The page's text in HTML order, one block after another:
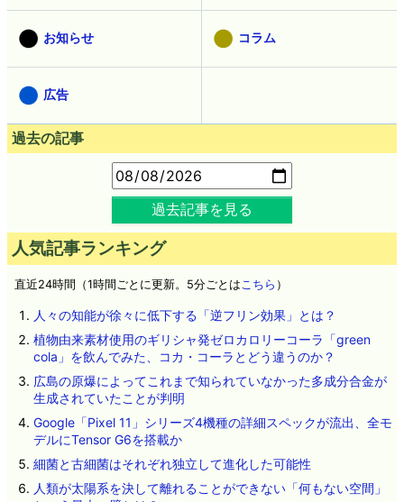
お知らせ コラム
広告
過去の記事
過去記事を見る
人気記事ランキング
直近24時間（1時間ごとに更新。5分ごとはこちら ）
人々の知能が徐々に低下する「逆フリン効果」とは？
植物由来素材使用のギリシャ発ゼロカロリーコーラ「green
cola」を飲んでみた、コカ・コーラとどう違うのか？
広島の原爆によってこれまで知られていなかった多成分合金が
生成されていたことが判明
Google「Pixel 11」シリーズ4機種の詳細スペックが流出、全モ
デルにTensor G6を搭載か
細菌と古細菌はそれぞれ独立して進化した可能性
人類が太陽系を決して離れることができない「何もない空間」